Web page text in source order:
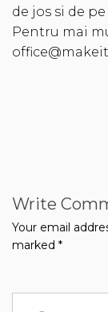
de jos si de
Pentru mai
Write
Your email
marked *